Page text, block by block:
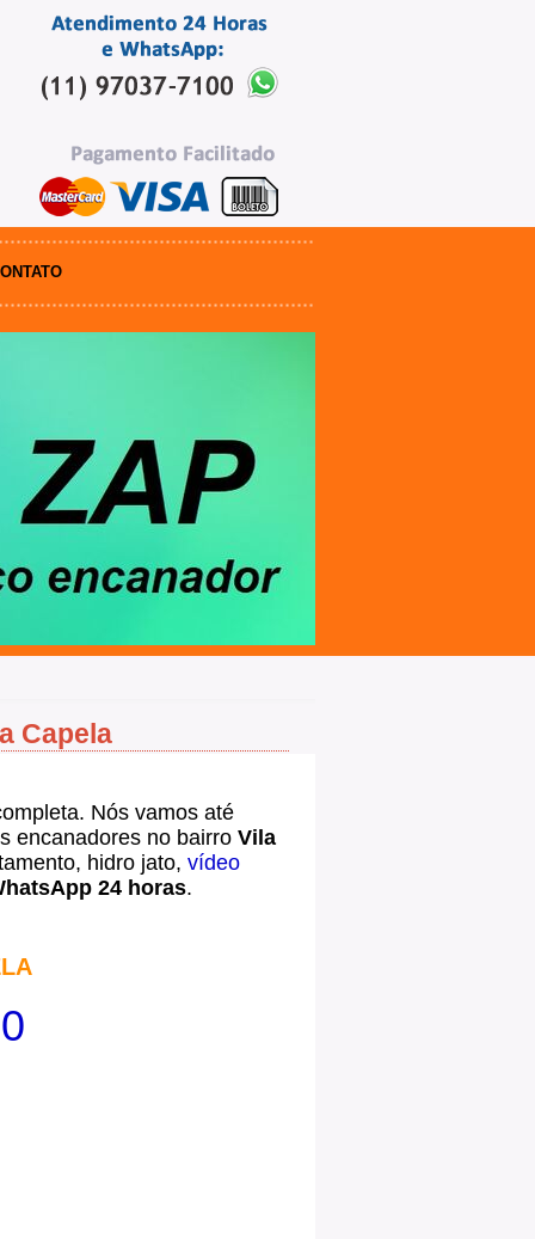
Capela
Nós vamos até
encanadores no bairro Vila
hidro jato, vídeo
24 horas.